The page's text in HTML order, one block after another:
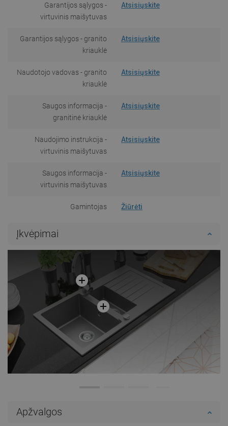
Garantijos sąlygos -
virtuvinis maišytuvas
Atsisiųskite
Garantijos sąlygos - granito
kriauklė
Atsisiųskite
Naudotojo vadovas - granito
kriauklė
Atsisiųskite
Saugos informacija -
granitinė kriauklė
Atsisiųskite
Naudojimo instrukcija -
virtuvinis maišytuvas
Atsisiųskite
Saugos informacija -
virtuvinis maišytuvas
Atsisiųskite
Gamintojas Žiūrėti
Įkvėpimai
Apžvalgos